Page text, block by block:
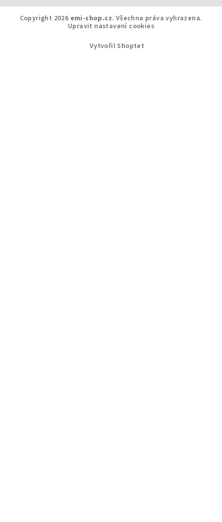
Copyright 2026 emi-shop.cz. Všechna práva vyhrazena.
Upravit nastavení cookies
Vytvořil Shoptet